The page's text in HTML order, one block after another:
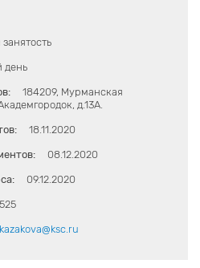
день
184209, Мурманская
д.13А.
18.11.2020
08.12.2020
09.12.2020